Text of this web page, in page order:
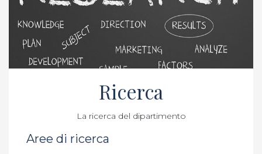
Ricerca
La ricerca del dipartimento
Aree di ricerca